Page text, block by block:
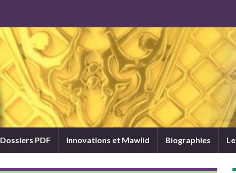
Dossiers PDF Innovations et Mawlid Biographies